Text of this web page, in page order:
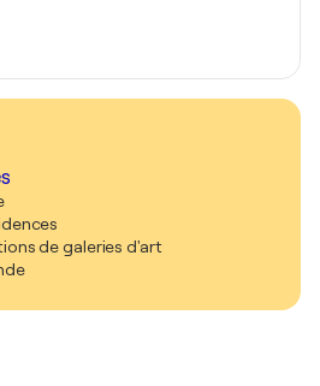
de galeries d'art